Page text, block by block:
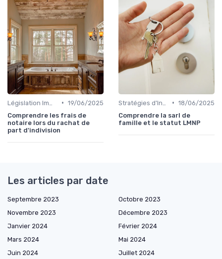
• 19/06/2025
Comprendre les frais de
notaire lors du rachat de
part d'indivision
• 18/06/2025
Comprendre la sarl de
famille et le statut LMNP
Les articles par date
Septembre 2023
Octobre 2023
Novembre 2023
Décembre 2023
Janvier 2024
Février 2024
Mars 2024
Mai 2024
Juin 2024
Juillet 2024